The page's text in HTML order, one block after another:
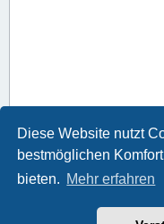
Diese Website nutzt
bestmöglichen
bieten. Mehr erfahren